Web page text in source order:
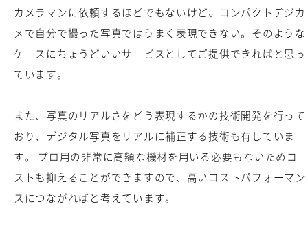
カメラマンに依頼するほどでもないけど、コンパクトデジカ
メで自分で撮った写真ではうまく表現できない。そのような
ケースにちょうどいいサービスとしてご提供できればと思っ
ています。
また、写真のリアルさをどう表現するかの技術開発を行って
おり、デジタル写真をリアルに補正する技術も有していま
す。 プロ用の非常に高額な機材を用いる必要もないためコ
ストも抑えることができますので、高いコストパフォーマン
スにつながればと考えています。